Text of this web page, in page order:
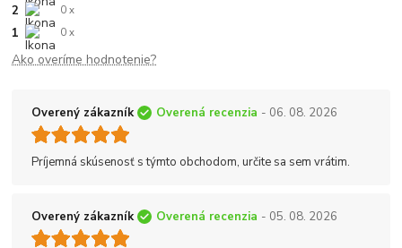
2 0 x
1 0 x
Ako overíme hodnotenie?
Overený zákazník Overená recenzia - 06. 08. 2026
Príjemná skúsenosť s týmto obchodom, určite sa sem vrátim.
Overený zákazník Overená recenzia - 05. 08. 2026